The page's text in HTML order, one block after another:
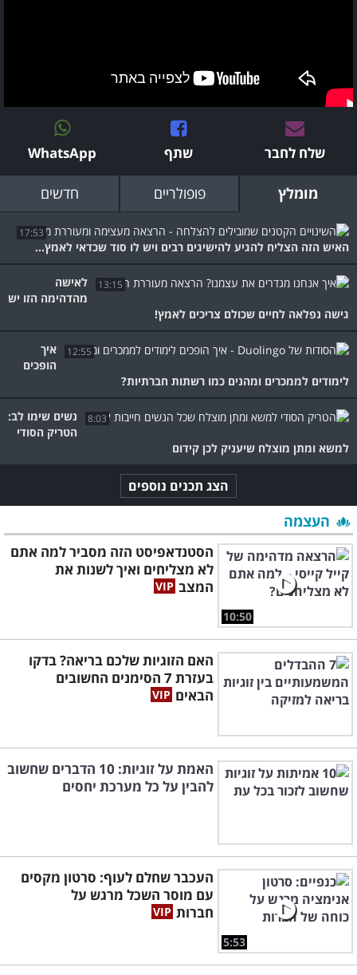
שלח לחבר שתף WhatsApp
מומלץ פופולריים חדשים
17:53
האיש הזה הצליח להגיע להישיגים רבים ויש לו סוד שכדאי לאמץ...
13:15
לאישה
מהדהימה הזו יש
גישה נפלאה לחיים שכולם צריכים לאמץ!
12:55
איך
הופכים
לימודים לממכרים ומהנים כמו רשתות חברתיות?
8:03
נשים שימו לב:
הטריק הסודי
למשא ומתן מוצלח שיעניק לכן קידום
הצג תכנים נוספים
העצמה
10:50
הסטנדאפיסט הזה מסביר למה אתם
לא מצליחים ואיך לשנות את
המצב
האם הזוגיות שלכם בריאה? בדקו
בעזרת 7 הסימנים החשובים
הבאים
האמת על זוגיות: 10 הדברים שחשוב
להבין על כל מערכת יחסים
5:53
העכבר שחלם לעוף: סרטון מקסים
עם מוסר השכל מרגש על
חברות